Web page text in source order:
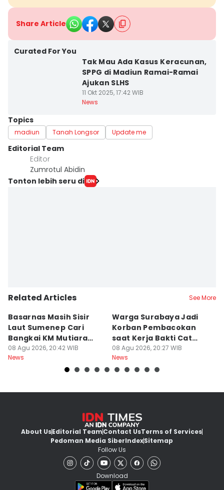
Share Article
Curated For You
Tak Mau Ada Kasus Keracunan,
SPPG di Madiun Ramai-Ramai
Ajukan SLHS
11 Okt 2025, 17:42 WIB
News
Topics
madiun Tanah Longsor Update me
Editorial Team
Editor
Zumrotul Abidin
Tonton lebih seru di
Related Articles See More
Basarnas Masih Sisir
Laut Sumenep Cari
Bangkai KM Mutiara
Sentosa II
08 Agu 2026, 20:42 WIB
News
Warga Surabaya Jadi
Korban Pembacokan
saat Kerja Bakti Cat
Gapura
08 Agu 2026, 20:27 WIB
News
About UsEditorial TeamContact UsTerms of Services
Pedoman Media SiberIndexSitemap
Follow Us
Download